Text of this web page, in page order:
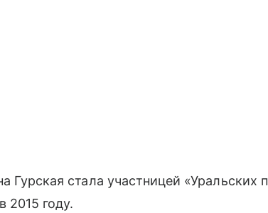
Гурская стала участницей «Уральских
2015 году.